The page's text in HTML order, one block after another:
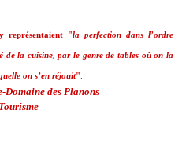
représentaient "la perfection dans l’ordre
de la cuisine, par le genre de tables où on la
on s’en réjouit"
Domaine des Planons